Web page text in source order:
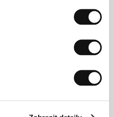
republika, Česká
318
5L4